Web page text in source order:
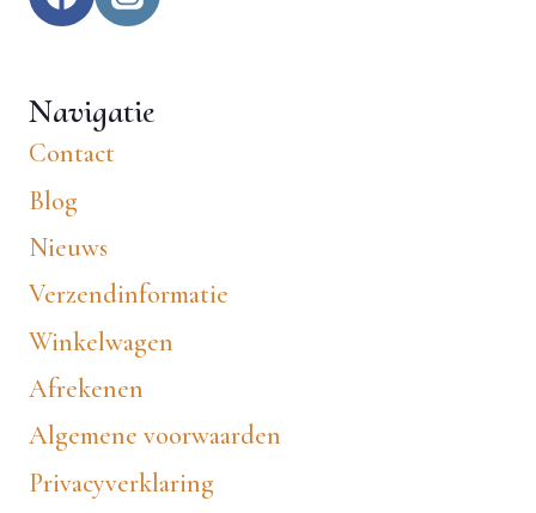
Navigatie
Contact
Blog
Nieuws
Verzendinformatie
Winkelwagen
Afrekenen
Algemene voorwaarden
Privacyverklaring